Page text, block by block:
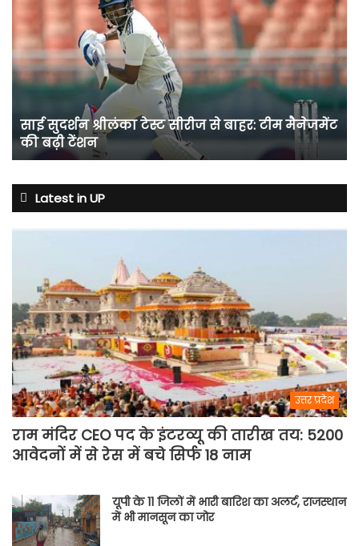
श्रीलंका
सीरीज
से
मैनेजमेंट
की
बढ़ी
साई सुदर्शन श्रीलंका टेस्ट सीरीज से बाहर: टीम मैनेजमेंट
की बढ़ी टेंशन
Latest in UP
उत्तर प्रदेश
राम मंदिर CEO पद के इंटरव्यू की तारीख तय: 5200
आवेदनों में से रेस में बचे सिर्फ 18 नाम
यूपी के 11 जिलों में भारी बारिश का अलर्ट, राजस्थान
में भी मानसून का जोर